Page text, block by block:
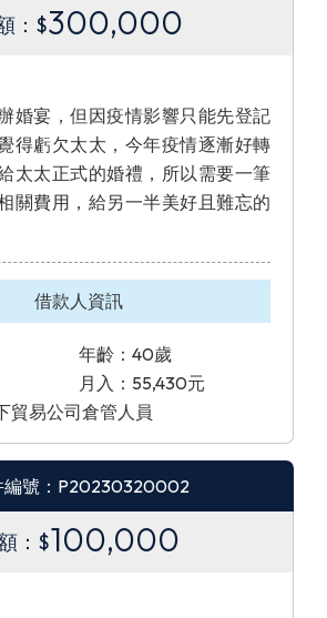
：$300,000
婚宴，但因疫情影響只能先登記
得虧欠太太，今年疫情逐漸好轉
太太正式的婚禮，所以需要一筆
關費用，給另一半美好且難忘的
借款人資訊
年齡：40歲
月入：55,430元
貿易公司倉管人員
編號：P20230320002
：$100,000